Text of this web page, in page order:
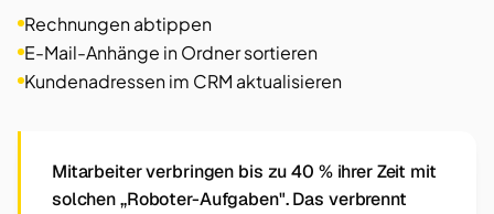
Rechnungen abtippen
E-Mail-Anhänge in Ordner sortieren
Kundenadressen im CRM aktualisieren
Mitarbeiter verbringen bis zu 40 % ihrer Zeit mit
solchen „Roboter-Aufgaben". Das verbrennt